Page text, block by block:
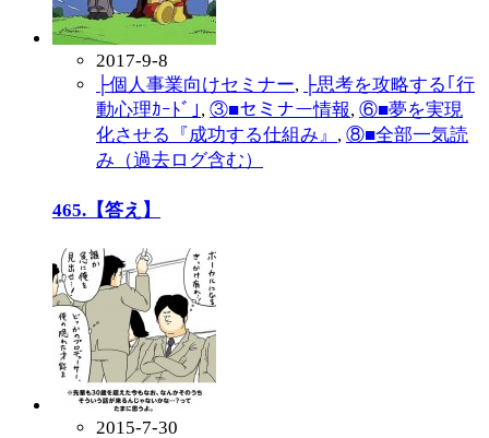
2017-9-8
├個人事業向けセミナー, ├思考を攻略する｢行
動心理ｶｰﾄﾞ｣ , ③■セミナー情報, ⑥■夢を実現
化させる『成功する仕組み』 , ⑧■全部一気読
み（過去ログ含む）
465.【答え】
2015-7-30